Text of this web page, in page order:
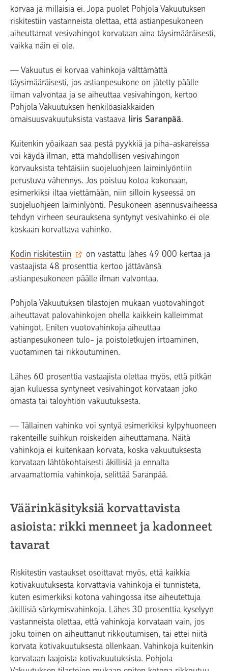
korvaa ja millaisia ei. Jopa puolet Pohjola Vakuutuksen
riskitestiin vastanneista olettaa, että astianpesukoneen
aiheuttamat vesivahingot korvataan aina täysimääräisesti,
vaikka näin ei ole.
— Vakuutus ei korvaa vahinkoja välttämättä
täysimääräisesti, jos astianpesukone on jätetty päälle
ilman valvontaa ja se aiheuttaa vesivahingon, kertoo
Pohjola Vakuutuksen henkilöasiakkaiden
omaisuusvakuutuksista vastaava Iiris Saranpää.
Kuitenkin yöaikaan saa pestä pyykkiä ja piha-askareissa
voi käydä ilman, että mahdollisen vesivahingon
korvauksista tehtäisiin suojeluohjeen laiminlyöntiin
perustuva vähennys. Jos poistuu kotoa kokonaan,
esimerkiksi iltaa viettämään, niin silloin kyseessä on
suojeluohjeen laiminlyönti. Pesukoneen asennusvaiheessa
tehdyn virheen seurauksena syntynyt vesivahinko ei ole
koskaan korvattava vahinko.
Kodin riskitestiin
on vastattu lähes 49 000 kertaa ja
vastaajista 48 prosenttia kertoo jättävänsä
astianpesukoneen päälle ilman valvontaa.
Pohjola Vakuutuksen tilastojen mukaan vuotovahingot
aiheuttavat palovahinkojen ohella kaikkein kalleimmat
vahingot. Eniten vuotovahinkoja aiheuttaa
astianpesukoneen tulo- ja poistoletkujen irtoaminen,
vuotaminen tai rikkoutuminen.
Lähes 60 prosenttia vastaajista olettaa myös, että pitkän
ajan kuluessa syntyneet vesivahingot korvataan joko
omasta tai taloyhtiön vakuutuksesta.
— Tällainen vahinko voi syntyä esimerkiksi kylpyhuoneen
rakenteille suihkun roiskeiden aiheuttamana. Näitä
vahinkoja ei kuitenkaan korvata, koska vakuutuksesta
korvataan lähtökohtaisesti äkillisiä ja ennalta
arvaamattomia vahinkoja, selittää Saranpää.
Väärinkäsityksiä korvattavista
asioista: rikki menneet ja kadonneet
tavarat
Riskitestin vastaukset osoittavat myös, että kaikkia
kotivakuutuksesta korvattavia vahinkoja ei tunnisteta,
kuten esimerkiksi kotona vahingossa itse aiheutettuja
äkillisiä särkymisvahinkoja. Lähes 30 prosenttia kyselyyn
vastanneista olettaa, että vahinkoja korvataan vain, jos
joku toinen on aiheuttanut rikkoutumisen, tai ettei niitä
korvata kotivakuutuksesta ollenkaan. Vahinkoja kuitenkin
korvataan laajoista kotivakuutuksista. Pohjola